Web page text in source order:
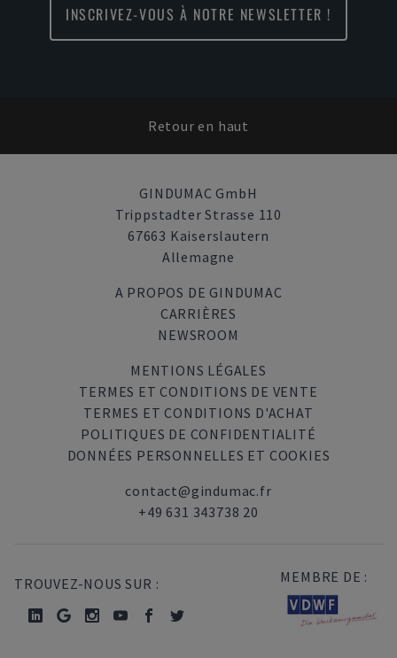
INSCRIVEZ-VOUS À NOTRE NEWSLETTER !
Retour en haut
GINDUMAC GmbH
Trippstadter Strasse 110
67663 Kaiserslautern
Allemagne
A PROPOS DE GINDUMAC
CARRIÈRES
NEWSROOM
MENTIONS LÉGALES
TERMES ET CONDITIONS DE VENTE
TERMES ET CONDITIONS D'ACHAT
POLITIQUES DE CONFIDENTIALITÉ
DONNÉES PERSONNELLES ET COOKIES
contact@gindumac.fr
+49 631 343738 20
TROUVEZ-NOUS SUR : MEMBRE DE :